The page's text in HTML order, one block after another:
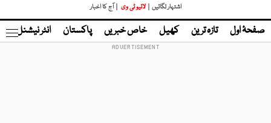
اشتہار لگائیں |
لائیو ٹی وی | آج کا اخبار
صفحۂ اول تازہ ترین کھیل خاص خبریں پاکستان انٹر نیشنل